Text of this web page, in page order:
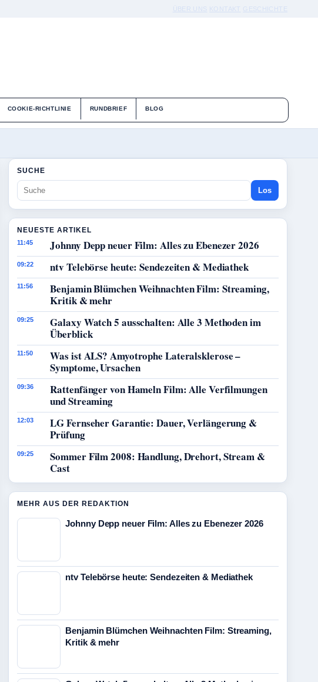
ÜBER UNS KONTAKT GESCHICHTE
COOKIE-RICHTLINIE RUNDBRIEF BLOG
SUCHE
Los
NEUESTE ARTIKEL
11:45 Johnny Depp neuer Film: Alles zu Ebenezer 2026
09:22 ntv Telebörse heute: Sendezeiten & Mediathek
11:56
Benjamin Blümchen Weihnachten Film: Streaming,
Kritik & mehr
09:25
Galaxy Watch 5 ausschalten: Alle 3 Methoden im
Überblick
11:50
Was ist ALS? Amyotrophe Lateralsklerose –
Symptome, Ursachen
09:36
Rattenfänger von Hameln Film: Alle Verfilmungen
und Streaming
12:03
LG Fernseher Garantie: Dauer, Verlängerung &
Prüfung
09:25
Sommer Film 2008: Handlung, Drehort, Stream &
Cast
MEHR AUS DER REDAKTION
Johnny Depp neuer Film: Alles zu Ebenezer 2026
ntv Telebörse heute: Sendezeiten & Mediathek
Benjamin Blümchen Weihnachten Film: Streaming,
Kritik & mehr